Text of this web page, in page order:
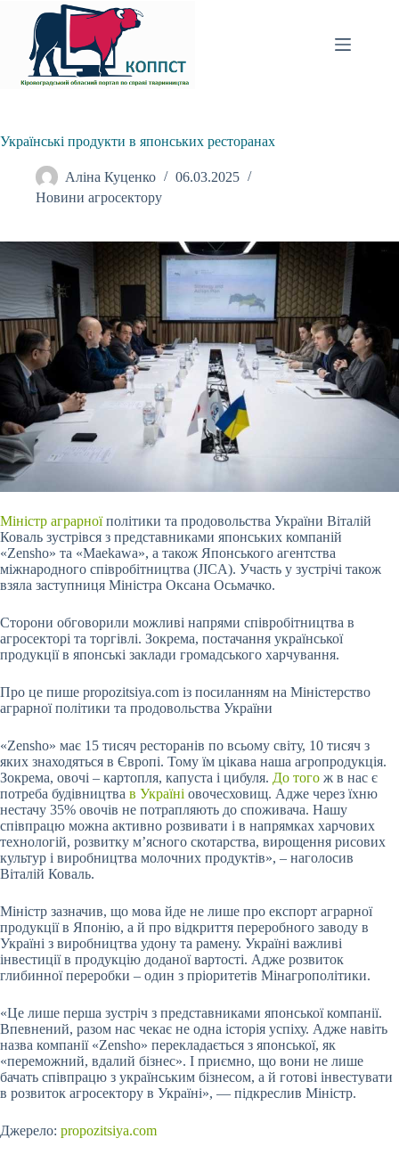
вмісту
Українські продукти в японських ресторанах
Аліна Куценко
06.03.2025
Новини агросектору
Міністр аграрноїполітики та продовольства України Віталій
Коваль зустрівся з представниками японських компаній
«Zensho» та «Maekawa», а також Японського агентства
міжнародного співробітництва (JICA). Участь у зустрічі також
взяла заступниця Міністра Оксана Осьмачко.
Сторони обговорили можливі напрями співробітництва в
агросекторі та торгівлі. Зокрема, постачання української
продукції в японські заклади громадського харчування.
Про це пише propozitsiya.com із посиланням на Міністерство
аграрноїполітики та продовольства України
«Zensho» має 15 тисяч ресторанів по всьому світу, 10 тисяч з
яких знаходяться в Європі. Тому їм цікава наша агропродукція.
Зокрема, овочі – картопля, капуста і цибуля. До того ж в нас є
потреба будівництва в Україні овочесховищ. Адже через їхню
нестачу 35% овочів не потрапляють до споживача. Нашу
співпрацю можна активно розвивати і в напрямках харчових
технологій, розвитку м’ясного скотарства, вирощення рисових
культур і виробництва молочних продуктів», – наголосив
Віталій Коваль.
Міністр зазначив, що мова йде не лише про експорт аграрної
продукції в Японію, а й про відкриття переробного заводу в
Україні з виробництва удону та рамену. Україні важливі
інвестиції в продукцію доданої вартості. Адже розвиток
глибинної переробки – один з пріоритетів Мінагрополітики.
«Це лише перша зустріч з представниками японської компанії.
Впевнений, разом нас чекає не одна історія успіху. Адже навіть
назва компанії «Zensho» перекладається з японської, як
«переможний, вдалий бізнес». І приємно, що вони не лише
бачать співпрацю з українським бізнесом, а й готові інвестувати
в розвиток агросектору в Україні», — підкреслив Міністр.
Джерело: propozitsiya.com